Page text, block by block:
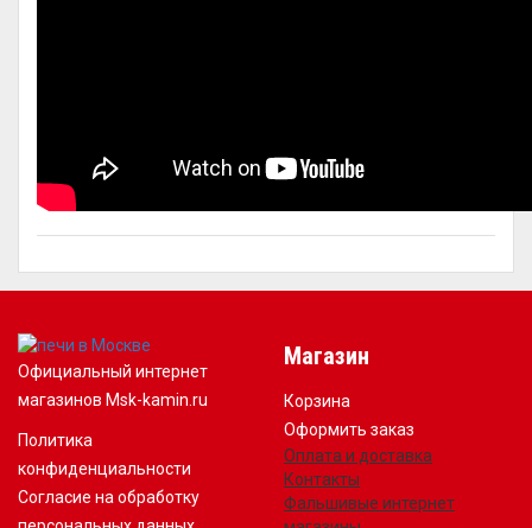
Официальный интернет
магазинов Msk-kamin.ru
Политика
конфиденциальности
Согласие на обработку
Магазин
Корзина
Оформить заказ
Оплата и доставка
Контакты
Фальшивые интернет